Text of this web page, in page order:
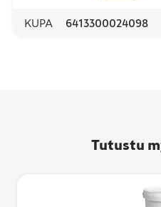
KUPA 6413300024098
Tutustu